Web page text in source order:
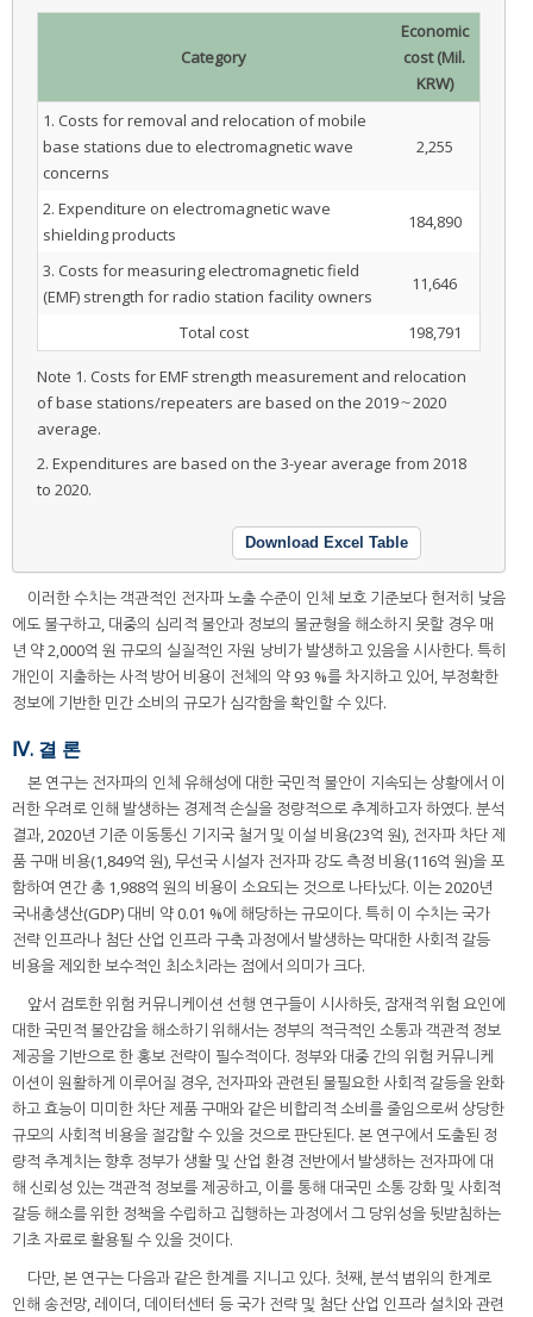
Category
Economic
cost (Mil.
KRW)
1. Costs for removal and relocation of mobile
base stations due to electromagnetic wave
concerns
2,255
2. Expenditure on electromagnetic wave
shielding products
184,890
3. Costs for measuring electromagnetic field
(EMF) strength for radio station facility owners
11,646
Total cost 198,791
Note 1. Costs for EMF strength measurement and relocation
of base stations/repeaters are based on the 2019～2020
average.
2. Expenditures are based on the 3-year average from 2018
to 2020.
Download Excel Table
이러한 수치는 객관적인 전자파 노출 수준이 인체 보호 기준보다 현저히 낮음
에도 불구하고, 대중의 심리적 불안과 정보의 불균형을 해소하지 못할 경우 매
년 약 2,000억 원 규모의 실질적인 자원 낭비가 발생하고 있음을 시사한다. 특히
개인이 지출하는 사적 방어 비용이 전체의 약 93 %를 차지하고 있어, 부정확한
정보에 기반한 민간 소비의 규모가 심각함을 확인할 수 있다.
Ⅳ. 결 론
본 연구는 전자파의 인체 유해성에 대한 국민적 불안이 지속되는 상황에서 이
러한 우려로 인해 발생하는 경제적 손실을 정량적으로 추계하고자 하였다. 분석
결과, 2020년 기준 이동통신 기지국 철거 및 이설 비용(23억 원), 전자파 차단 제
품 구매 비용(1,849억 원), 무선국 시설자 전자파 강도 측정 비용(116억 원)을 포
함하여 연간 총 1,988억 원의 비용이 소요되는 것으로 나타났다. 이는 2020년
국내총생산(GDP) 대비 약 0.01 %에 해당하는 규모이다. 특히 이 수치는 국가
전략 인프라나 첨단 산업 인프라 구축 과정에서 발생하는 막대한 사회적 갈등
비용을 제외한 보수적인 최소치라는 점에서 의미가 크다.
앞서 검토한 위험 커뮤니케이션 선행 연구들이 시사하듯, 잠재적 위험 요인에
대한 국민적 불안감을 해소하기 위해서는 정부의 적극적인 소통과 객관적 정보
제공을 기반으로 한 홍보 전략이 필수적이다. 정부와 대중 간의 위험 커뮤니케
이션이 원활하게 이루어질 경우, 전자파와 관련된 불필요한 사회적 갈등을 완화
하고 효능이 미미한 차단 제품 구매와 같은 비합리적 소비를 줄임으로써 상당한
규모의 사회적 비용을 절감할 수 있을 것으로 판단된다. 본 연구에서 도출된 정
량적 추계치는 향후 정부가 생활 및 산업 환경 전반에서 발생하는 전자파에 대
해 신뢰성 있는 객관적 정보를 제공하고, 이를 통해 대국민 소통 강화 및 사회적
갈등 해소를 위한 정책을 수립하고 집행하는 과정에서 그 당위성을 뒷받침하는
기초 자료로 활용될 수 있을 것이다.
다만, 본 연구는 다음과 같은 한계를 지니고 있다. 첫째, 분석 범위의 한계로
인해 송전망, 레이더, 데이터센터 등 국가 전략 및 첨단 산업 인프라 설치와 관련